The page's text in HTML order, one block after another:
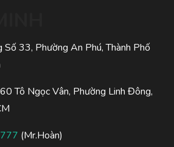
33, Phường An Phú, Thành Phố
Tô Ngọc Vân, Phường Linh Đông,
(Mr.Hoàn)